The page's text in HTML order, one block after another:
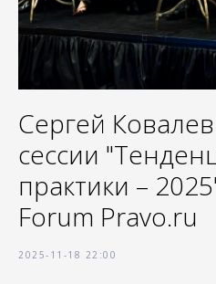
Сергей
сессии
практики –
Forum Pravo.ru
2025-11-18 22:00